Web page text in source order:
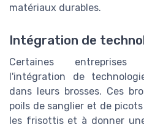
matériaux durables.
Intégration de
Certaines entreprises
l'intégration de
dans leurs brosses. Ces
poils de sanglier et de
les frisottis et à donner